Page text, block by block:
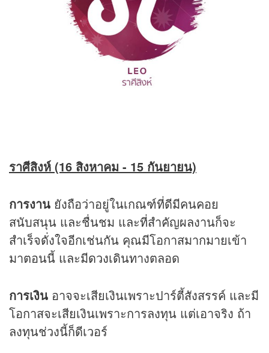
ราศีสิงห์ (16 สิงหาคม - 15 กันยายน)
การงาน ยังถือว่าอยู่ในเกณฑ์ที่ดีมีคนคอย
สนับสนุน และชื่นชม และที่สำคัญผลงานก็จะ
สำเร็จดั่งใจอีกเช่นกัน คุณมีโอกาสมากมายเข้า
มาตอนนี้ และมีดวงเดินทางตลอด
การเงิน อาจจะเสียเงินเพราะปาร์ตี้สังสรรค์ และมี
โอกาสจะเสียเงินเพราะการลงทุน แต่เอาจริง ถ้า
ลงทุนช่วงนี้ก็ดีเวอร์